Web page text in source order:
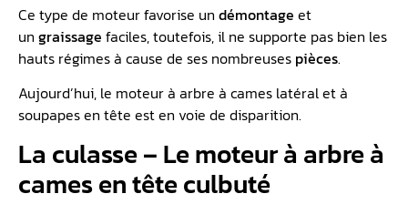
Ce type de moteur favorise un démontage et
un graissage faciles, toutefois, il ne supporte pas bien les
hauts régimes à cause de ses nombreuses pièces.
Aujourd’hui, le moteur à arbre à cames latéral et à
soupapes en tête est en voie de disparition.
La culasse – Le moteur à arbre à
cames en tête culbuté